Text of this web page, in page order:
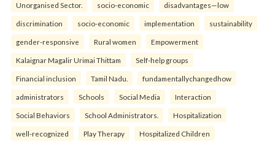
Unorganised Sector. socio-economic disadvantages—low
discrimination socio-economic implementation sustainability
gender-responsive Rural women Empowerment
Kalaignar Magalir Urimai Thittam Self-help groups
Financial inclusion Tamil Nadu. fundamentallychangedhow
administrators Schools Social Media Interaction
Social Behaviors School Administrators. Hospitalization
well-recognized Play Therapy Hospitalized Children